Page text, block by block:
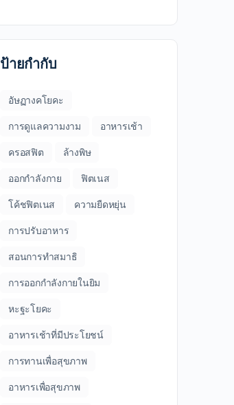
ป้ายกำกับ
อัษฏางคโยคะ
การดูแลความงาม อาหารเช้า
ครอสฟิต ล้างพิษ
ออกกำลังกาย ฟิตเนส
โค้ชฟิตเนส ความยืดหยุ่น
การปรับอาหาร
สอนการทำสมาธิ
การออกกำลังกายในยิม
หะฐะโยคะ
อาหารเช้าที่มีประโยชน์
การทานเพื่อสุขภาพ
อาหารเพื่อสุขภาพ